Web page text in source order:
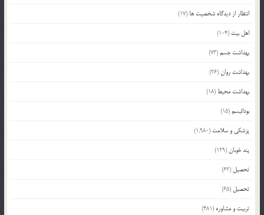
انتظار از دیدگاه شخصیت ها (17)
اهل بیت (104)
بهداشت جسم(73)
بهداشت روان(26)
بهداشت محیط (18)
بودائیسم(15)
پزشکی و سلامت (1,980)
پند خوبان(129)
تحصیل (62)
تحصیل (65)
تربیت و مشاوره (481)